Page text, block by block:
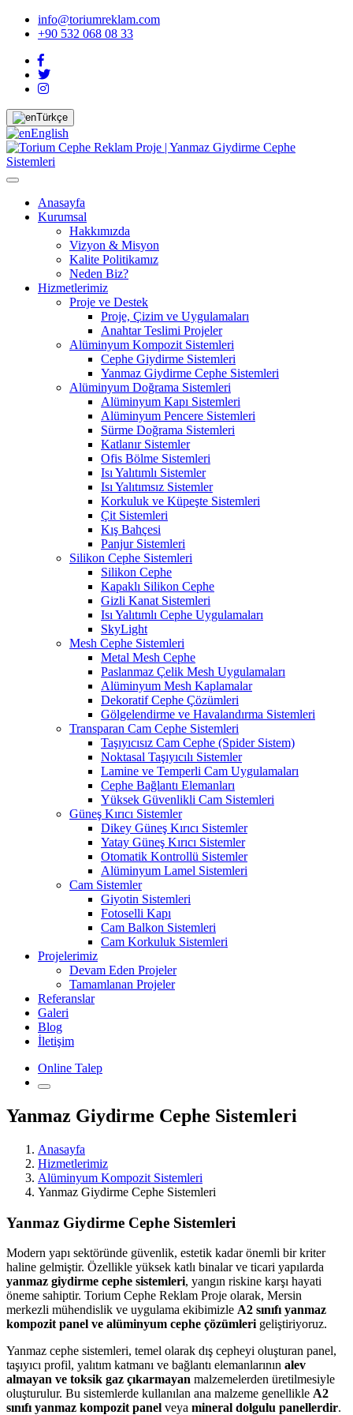
info@toriumreklam.com
+90 532 068 08 33
Türkçe
English
Anasayfa
Kurumsal
Hakkımızda
Vizyon & Misyon
Kalite Politikamız
Neden Biz?
Hizmetlerimiz
Proje ve Destek
Proje, Çizim ve Uygulamaları
Anahtar Teslimi Projeler
Alüminyum Kompozit Sistemleri
Cephe Giydirme Sistemleri
Yanmaz Giydirme Cephe Sistemleri
Alüminyum Doğrama Sistemleri
Alüminyum Kapı Sistemleri
Alüminyum Pencere Sistemleri
Sürme Doğrama Sistemleri
Katlanır Sistemler
Ofis Bölme Sistemleri
Isı Yalıtımlı Sistemler
Isı Yalıtımsız Sistemler
Korkuluk ve Küpeşte Sistemleri
Çit Sistemleri
Kış Bahçesi
Panjur Sistemleri
Silikon Cephe Sistemleri
Silikon Cephe
Kapaklı Silikon Cephe
Gizli Kanat Sistemleri
Isı Yalıtımlı Cephe Uygulamaları
SkyLight
Mesh Cephe Sistemleri
Metal Mesh Cephe
Paslanmaz Çelik Mesh Uygulamaları
Alüminyum Mesh Kaplamalar
Dekoratif Cephe Çözümleri
Gölgelendirme ve Havalandırma Sistemleri
Transparan Cam Cephe Sistemleri
Taşıyıcısız Cam Cephe (Spider Sistem)
Noktasal Taşıyıcılı Sistemler
Lamine ve Temperli Cam Uygulamaları
Cephe Bağlantı Elemanları
Yüksek Güvenlikli Cam Sistemleri
Güneş Kırıcı Sistemler
Dikey Güneş Kırıcı Sistemler
Yatay Güneş Kırıcı Sistemler
Otomatik Kontrollü Sistemler
Alüminyum Lamel Sistemleri
Cam Sistemler
Giyotin Sistemleri
Fotoselli Kapı
Cam Balkon Sistemleri
Cam Korkuluk Sistemleri
Projelerimiz
Devam Eden Projeler
Tamamlanan Projeler
Referanslar
Galeri
Blog
İletişim
Online Talep
Yanmaz Giydirme Cephe Sistemleri
Anasayfa
Hizmetlerimiz
Alüminyum Kompozit Sistemleri
Yanmaz Giydirme Cephe Sistemleri
Yanmaz Giydirme Cephe Sistemleri
Modern yapı sektöründe güvenlik, estetik kadar önemli bir kriter
haline gelmiştir. Özellikle yüksek katlı binalar ve ticari yapılarda
yanmaz giydirme cephe sistemleri, yangın riskine karşı hayati
öneme sahiptir. Torium Cephe Reklam Proje olarak, Mersin
merkezli mühendislik ve uygulama ekibimizle A2 sınıfı yanmaz
kompozit panel ve alüminyum cephe çözümleri geliştiriyoruz.
Yanmaz cephe sistemleri, temel olarak dış cepheyi oluşturan panel,
taşıyıcı profil, yalıtım katmanı ve bağlantı elemanlarının alev
almayan ve toksik gaz çıkarmayan malzemelerden üretilmesiyle
oluşturulur. Bu sistemlerde kullanılan ana malzeme genellikle A2
sınıfı yanmaz kompozit panel veya mineral dolgulu panellerdir.